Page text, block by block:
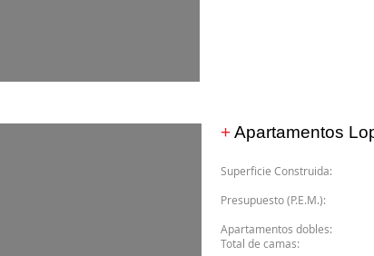
+Apartamentos
Superficie Construida:
Presupuesto
Apartamentos dobles:
Total de